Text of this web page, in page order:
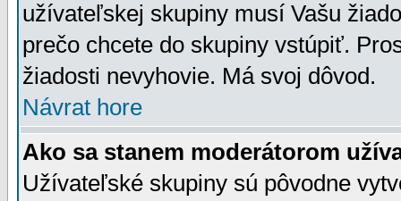
užívateľskej skupiny musí Vašu
prečo chcete do skupiny vstúpiť.
žiadosti nevyhovie. Má svoj dôvod.
Návrat hore
Ako sa stanem moderátorom
Užívateľské skupiny sú pôvodne